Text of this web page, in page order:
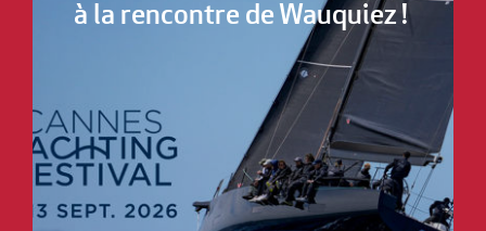
à la rencontre de Wauquiez !